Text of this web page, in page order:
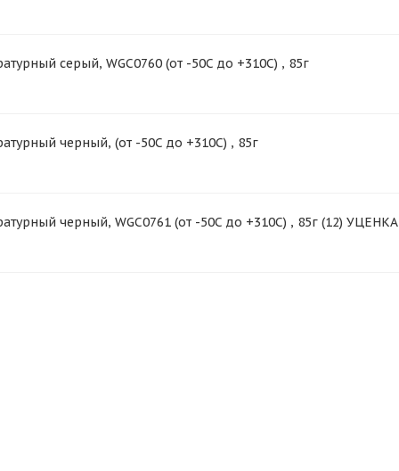
серый, WGC0760 (от -50С до +310С) , 85г
черный, (от -50С до +310С) , 85г
черный, WGC0761 (от -50С до +310С) , 85г (12) УЦЕНКА